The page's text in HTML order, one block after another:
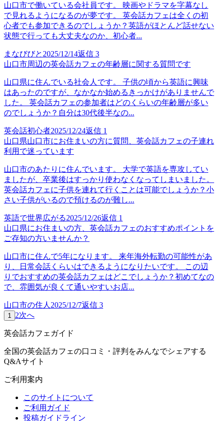
山口市で働いている会社員です。 映画やドラマを字幕なし
で見れるようになるのが夢です。 英会話カフェは全くの初
心者でも参加できるのでしょうか？英語がほとんど話せない
状態で行っても大丈夫なのか、初心者...
まなびびと 2025/12/14返信 3
山口市周辺の英会話カフェの年齢層に関する質問です
山口県に住んでいる社会人です。 子供の頃から英語に興味
はあったのですが、なかなか始めるきっかけがありませんで
した。 英会話カフェの参加者はどのくらいの年齢層が多い
のでしょうか？自分は30代後半なの...
英会話初心者2025/12/24返信 1
山口県山口市にお住まいの方に質問、英会話カフェの子連れ
利用で迷っています
山口市のあたりに住んでいます。 大学で英語を専攻してい
ましたが、卒業後はすっかり使わなくなってしまいました。
英会話カフェに子供を連れて行くことは可能でしょうか？小
さい子供がいるので預けるのが難し...
英語で世界広がる2025/12/26返信 1
山口県にお住まいの方、英会話カフェのおすすめポイントを
ご存知の方いませんか？
山口市に住んで5年になります。 来年海外転勤の可能性があ
り、日常会話くらいはできるようになりたいです。 この辺
りでおすすめの英会話カフェはどこでしょうか？初めてなの
で、雰囲気が良くて通いやすいお店...
山口市の住人 2025/12/7返信 3
1 2次へ
英会話カフェガイド
全国の英会話カフェの口コミ・評判をみんなでシェアする
Q&Aサイト
ご利用案内
このサイトについて
ご利用ガイド
投稿ガイドライン